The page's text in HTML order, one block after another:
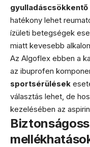
gyulladáscsökkentő
hatékony lehet
ízületi betegségek
miatt kevesebb
Az Algoflex ebben a
az ibuprofen
sportsérülések
választás lehet, de
kezelésében az